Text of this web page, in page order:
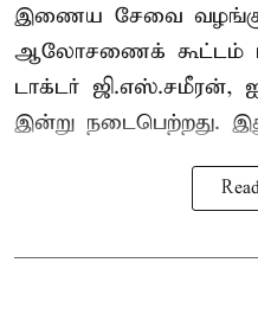
இணைய சேவை
ஆலோசணைக் கூட்டம்
டாக்டர்
இன்று நடைபெற்றது.